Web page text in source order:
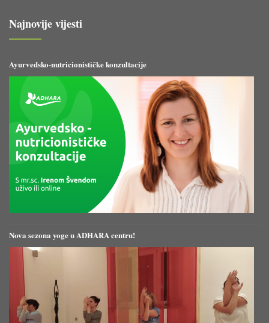
Najnovije vijesti
Ayurvedsko-nutricionističke konzultacije
Nova sezona yoge u ADHARA centru!